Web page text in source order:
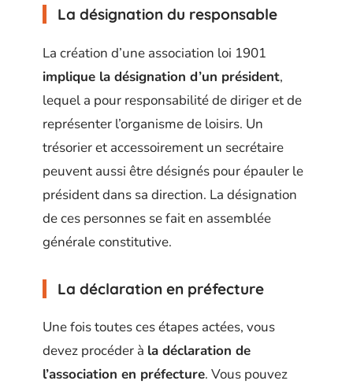
La désignation du responsable
La création d’une association loi 1901
implique la désignation d’un président,
lequel a pour responsabilité de diriger et de
représenter l’organisme de loisirs. Un
trésorier et accessoirement un secrétaire
peuvent aussi être désignés pour épauler le
président dans sa direction. La désignation
de ces personnes se fait en assemblée
générale constitutive.
La déclaration en préfecture
Une fois toutes ces étapes actées, vous
devez procéder à la déclaration de
l’association en préfecture. Vous pouvez